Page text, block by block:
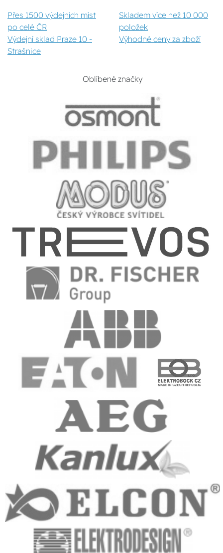
Přes 1500 výdejních míst
po celé ČR
Skladem více než 10 000
položek
Výdejní sklad Praze 10 -
Strašnice
Výhodné ceny za zboží
Oblíbené značky